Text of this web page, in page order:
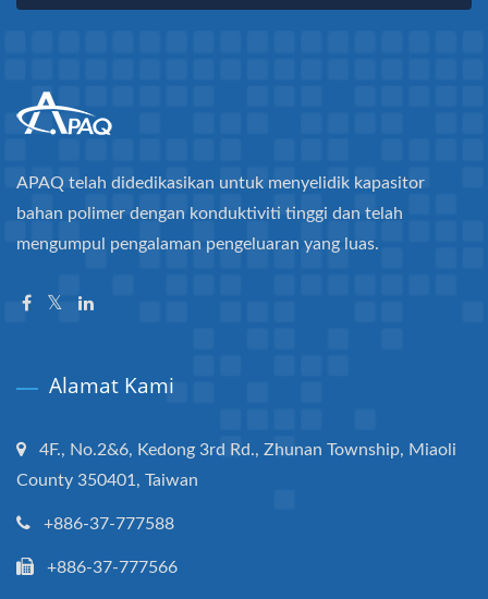
APAQ telah didedikasikan untuk menyelidik kapasitor
bahan polimer dengan konduktiviti tinggi dan telah
mengumpul pengalaman pengeluaran yang luas.
Alamat Kami
4F., No.2&6, Kedong 3rd Rd., Zhunan Township, Miaoli
County 350401, Taiwan
+886-37-777588
+886-37-777566